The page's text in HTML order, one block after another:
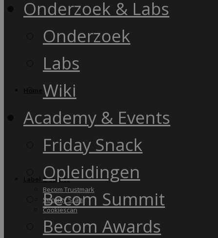
Label & audits
Becom Trustmark
Security Scan
Cookiescan
Onderzoek & Labs
Onderzoek
Labs
Wiki
Academy & Events
Friday Snack
Opleidingen
Becom Summit
Becom Awards